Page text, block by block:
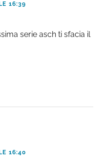
16:39
serie asch ti sfacia il
16:40